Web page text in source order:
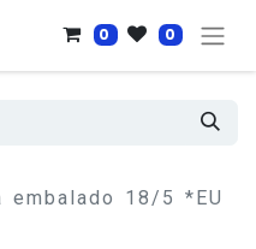
0 0
18/5 *EU